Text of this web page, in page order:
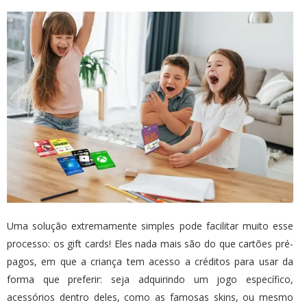
Uma solução extremamente simples pode facilitar muito esse
processo: os gift cards! Eles nada mais são do que cartões pré-
pagos, em que a criança tem acesso a créditos para usar da
forma que preferir: seja adquirindo um jogo específico,
acessórios dentro deles, como as famosas skins, ou mesmo